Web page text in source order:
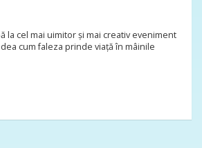
la cel mai uimitor și mai creativ eveniment
cum faleza prinde viață în mâinile